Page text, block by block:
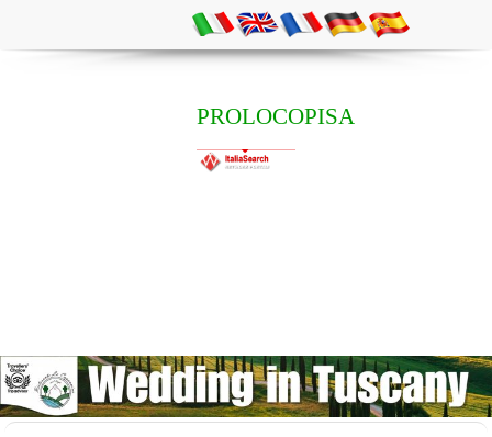
PROLOCOPISA